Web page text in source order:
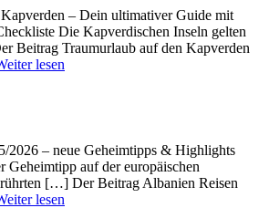
– Dein ultimativer Guide mit
Die Kapverdischen Inseln gelten
Beitrag Traumurlaub auf den Kapverden
lesen
2026 – neue Geheimtipps & Highlights
Geheimtipp auf der europäischen
[…] Der Beitrag Albanien Reisen
lesen